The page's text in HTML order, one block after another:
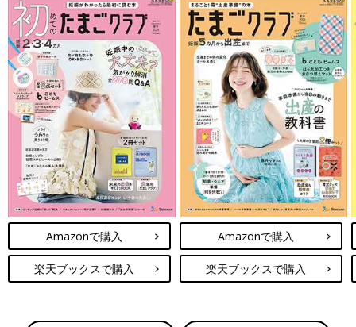
Amazonで購入
楽天ブックスで購入
Amazonで購入
楽天ブックスで購入